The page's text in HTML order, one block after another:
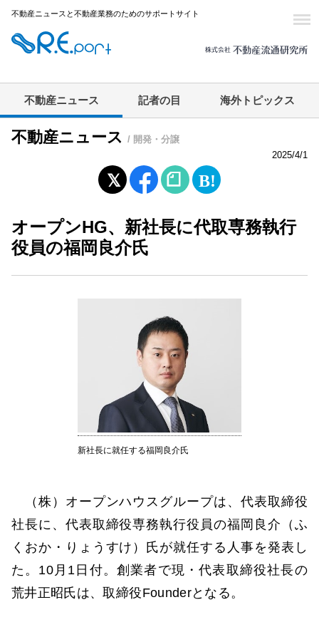
不動産ニュースと不動産業務のためのサポートサイト
不動産ニュース 記者の目 海外トピックス
不動産ニュース / 開発・分譲
2025/4/1
オープンHG、新社長に代取専務執行
役員の福岡良介氏
新社長に就任する福岡良介氏
（株）オープンハウスグループは、代表取締役
社長に、代表取締役専務執行役員の福岡良介（ふ
くおか・りょうすけ）氏が就任する人事を発表し
た。10月1日付。創業者で現・代表取締役社長の
荒井正昭氏は、取締役Founderとなる。